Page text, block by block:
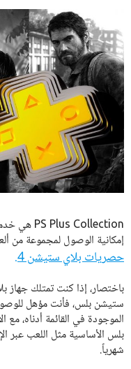
إمكانية الوصول لمجموعة من
حصريات بلاي ستيشن 4.
الموجودة في القائمة أدناه،
بلس الأساسية مثل اللعب عبر
شهرياً.